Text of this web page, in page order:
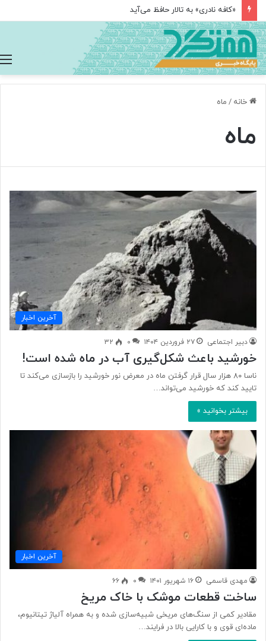
«کافه نادری» به تالار حافظ می‌آید
خانه / ماه
ماه
آخرین اخبار
دبیر اجتماعی ۲۷ فروردین ۱۴۰۴ ۰ ۳۲
خورشید باعث شکل‌گیری آب در ماه شده است!
ناسا ۸۰ هزار سال قرار گرفتن ماه در معرض نور خورشید را بازسازی می‌کند تا
تایید کند که خورشید می‌تواند…
بیشتر بخوانید »
آخرین اخبار
مهدی قاسمی ۱۶ شهریور ۱۴۰۱ ۰ ۶۶
ساخت قطعات موشک با خاک مریخ
مقادیر کمی از سنگ‌های مریخی شبیه‌سازی شده و به همراه آلیاژ تیتانیوم،
ماده‌ای قوی و با کارایی بالا در فرایند…